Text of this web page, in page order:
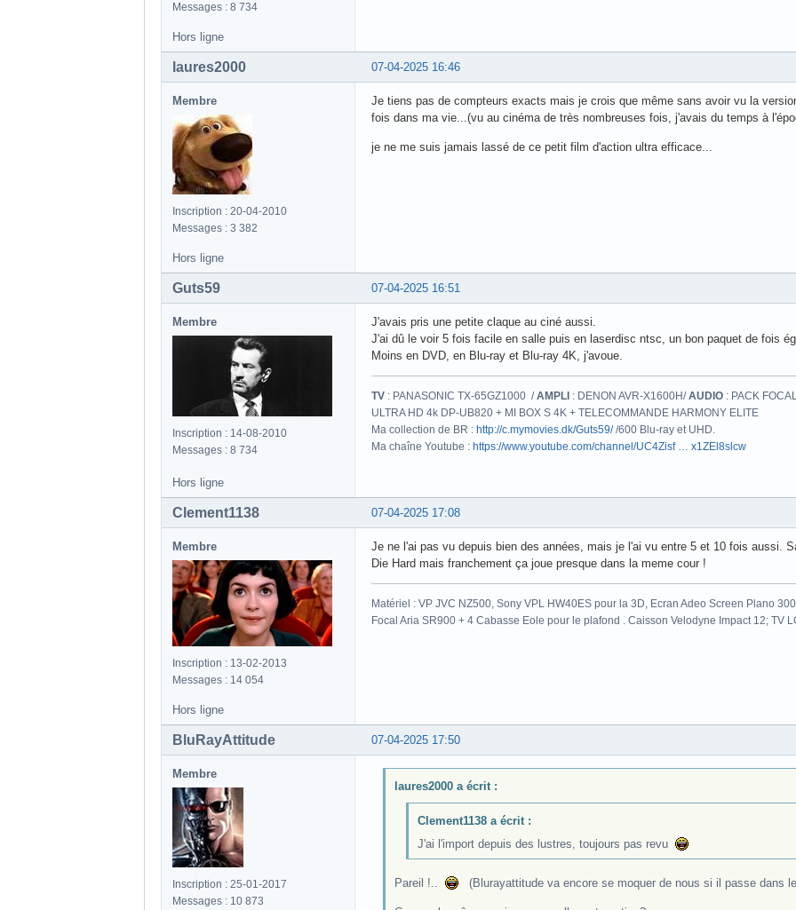
Messages : 8 734
Hors ligne
07-04-2025 16:46
laures2000
Membre
Inscription : 20-04-2010
Messages : 3 382
Je tiens pas de compteurs exacts mais je crois que même sans avoir vu la
fois dans ma vie...(vu au cinéma de très nombreuses fois, j'avais du temps à
je ne me suis jamais lassé de ce petit film d'action ultra efficace...
Hors ligne
07-04-2025 16:51
Guts59
Membre
Inscription : 14-08-2010
Messages : 8 734
J'avais pris une petite claque au ciné aussi.
J'ai dû le voir 5 fois facile en salle puis en laserdisc ntsc, un bon paquet de fois
Moins en DVD, en Blu-ray et Blu-ray 4K, j'avoue.
TV : PANASONIC TX-65GZ1000 /AMPLI : DENON AVR-X1600H/AUDIO : PACK
ULTRA HD 4k DP-UB820 + MI BOX S 4K + TELECOMMANDE HARMONY ELITE
Ma collection de BR : http://c.mymovies.dk/Guts59//600 Blu-ray et UHD.
Ma chaîne Youtube : https://www.youtube.com/channel/UC4Zisf … x1ZEl8slcw
Hors ligne
07-04-2025 17:08
Clement1138
Membre
Inscription : 13-02-2013
Messages : 14 054
Je ne l'ai pas vu depuis bien des années, mais je l'ai vu entre 5 et 10 fois aussi.
Die Hard mais franchement ça joue presque dans la meme cour !
Matériel : VP JVC NZ500, Sony VPL HW40ES pour la 3D, Ecran Adeo Screen Plano
Focal Aria SR900 + 4 Cabasse Eole pour le plafond . Caisson Velodyne Impact 12; TV
Hors ligne
07-04-2025 17:50
BluRayAttitude
Membre
Inscription : 25-01-2017
Messages : 10 873
laures2000 a écrit :
Clement1138 a écrit :
J'ai l'import depuis des lustres, toujours pas revu
Pareil !.. (Blurayattitude va encore se moquer de nous si il passe dans